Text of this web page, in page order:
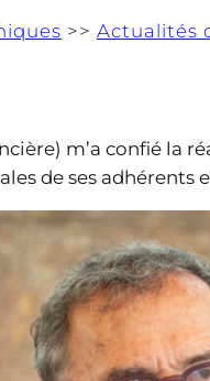
>> Actualités
m’a confié la
de ses adhérents